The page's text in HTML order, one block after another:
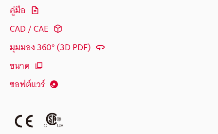
คู่มือ
CAD / CAE
มุมมอง 360° (3D PDF)
ขนาด
ซอฟต์แวร์